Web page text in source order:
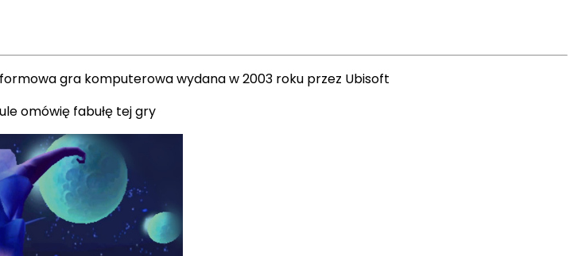
gra komputerowa wydana w 2003 roku przez Ubisoft
omówię fabułę tej gry